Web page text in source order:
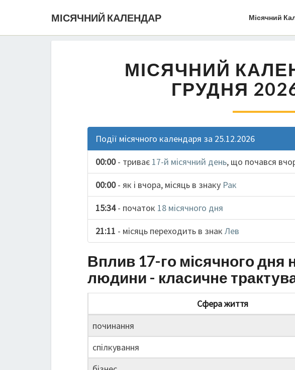
МІСЯЧНИЙ КАЛЕНДАР Місячний
МІСЯЧНИЙ
ГРУДНЯ
Події місячного календаря за 25.12.2026
00:00- триває 17-й місячний день, що почався
00:00- як і вчора, місяць в знаку Рак
15:34- початок 18 місячного дня
21:11 - місяць переходить в знак Лев
Вплив 17-го місячного дня
людини - класичне
Сфера життя
починання
спілкування